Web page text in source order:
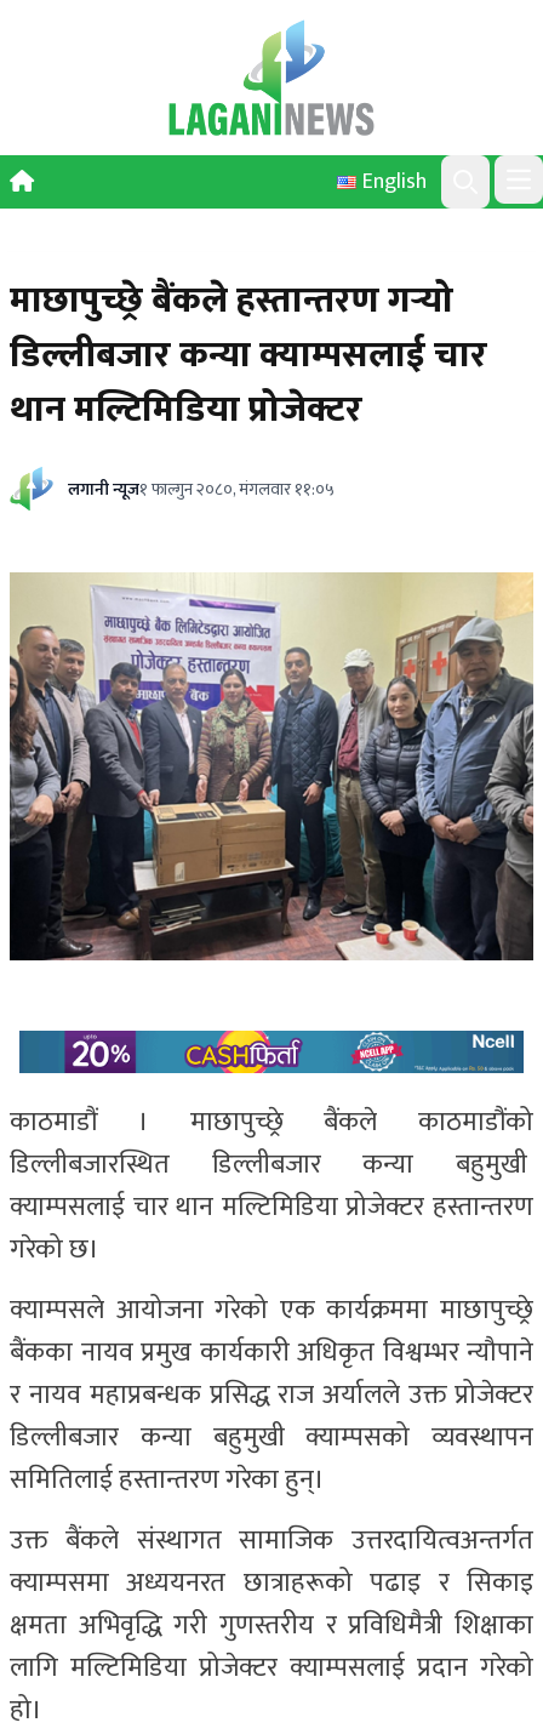
English
Search
माछापुच्छ्रे बैंकले हस्तान्तरण गर्‍यो
डिल्लीबजार कन्या क्याम्पसलाई चार
थान मल्टिमिडिया प्रोजेक्टर
लगानी न्यूज१ फाल्गुन २०८०, मंगलवार ११:०५
काठमाडौं । माछापुच्छ्रे बैंकले काठमाडौंको
डिल्लीबजारस्थित डिल्लीबजार कन्या बहुमुखी
क्याम्पसलाई चार थान मल्टिमिडिया प्रोजेक्टर हस्तान्तरण
गरेको छ।
क्याम्पसले आयोजना गरेको एक कार्यक्रममा माछापुच्छ्रे
बैंकका नायव प्रमुख कार्यकारी अधिकृत विश्वम्भर न्यौपाने
र नायव महाप्रबन्धक प्रसिद्ध राज अर्यालले उक्त प्रोजेक्टर
डिल्लीबजार कन्या बहुमुखी क्याम्पसको व्यवस्थापन
समितिलाई हस्तान्तरण गरेका हुन्।
उक्त बैंकले संस्थागत सामाजिक उत्तरदायित्वअन्तर्गत
क्याम्पसमा अध्ययनरत छात्राहरूको पढाइ र सिकाइ
क्षमता अभिवृद्धि गरी गुणस्तरीय र प्रविधिमैत्री शिक्षाका
लागि मल्टिमिडिया प्रोजेक्टर क्याम्पसलाई प्रदान गरेको
हो।